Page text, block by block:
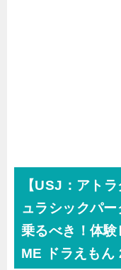
【USJ：アト
ュラシックパ
乗るべき！体
ME ドラえもん